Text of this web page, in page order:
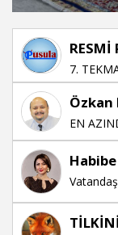
RESMİ
7.
Özkan
EN